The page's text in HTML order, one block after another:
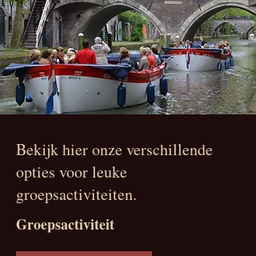
Bekijk hier onze verschillende
opties voor leuke
groepsactiviteiten.
Groepsactiviteit